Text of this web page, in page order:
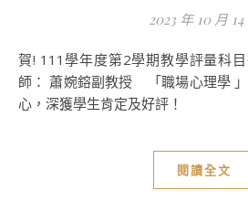
2023 年 10 月 14
賀! 111學年度第2學期教學評量科目得分前10%課程獲獎教
師： 蕭婉鎔副教授 「職場心理學
心，深獲學生肯定及好評！
閱讀全文